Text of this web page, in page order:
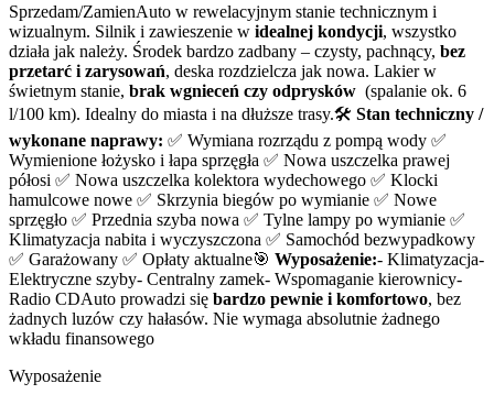
Sprzedam/ZamienAuto w rewelacyjnym stanie technicznym i
wizualnym. Silnik i zawieszenie w idealnej kondycji, wszystko
działa jak należy. Środek bardzo zadbany – czysty, pachnący, bez
przetarć i zarysowań, deska rozdzielcza jak nowa. Lakier w
świetnym stanie, brak wgnieceń czy odprysków (spalanie ok. 6
l/100 km). Idealny do miasta i na dłuższe trasy.🛠️ Stan techniczny /
wykonane naprawy: ✅ Wymiana rozrządu z pompą wody ✅
Wymienione łożysko i łapa sprzęgła ✅ Nowa uszczelka prawej
półosi ✅ Nowa uszczelka kolektora wydechowego ✅ Klocki
hamulcowe nowe ✅ Skrzynia biegów po wymianie ✅ Nowe
sprzęgło ✅ Przednia szyba nowa ✅ Tylne lampy po wymianie ✅
Klimatyzacja nabita i wyczyszczona ✅ Samochód bezwypadkowy
✅ Garażowany ✅ Opłaty aktualne🎯 Wyposażenie:- Klimatyzacja-
Elektryczne szyby- Centralny zamek- Wspomaganie kierownicy-
Radio CDAuto prowadzi się bardzo pewnie i komfortowo, bez
żadnych luzów czy hałasów. Nie wymaga absolutnie żadnego
wkładu finansowego
Wyposażenie